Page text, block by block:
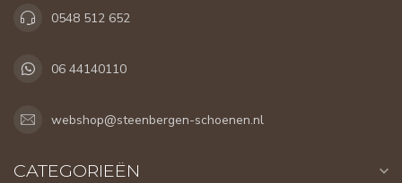
0548 512 652
06 44140110
webshop@steenbergen-schoenen.nl
CATEGORIEËN